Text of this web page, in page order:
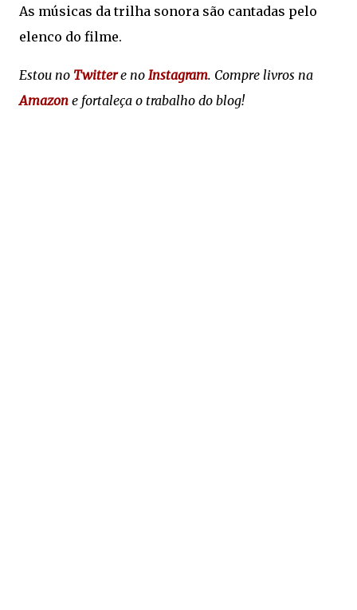
As músicas da trilha sonora são cantadas pelo
elenco do filme.
Estou no Twittere no Instagram. Compre livros na
Amazon e fortaleça o trabalho do blog!